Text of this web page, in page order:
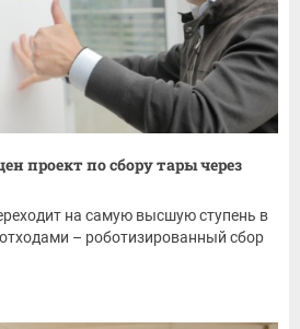
проект по сбору тары через
на самую высшую ступень в
– роботизированный сбор